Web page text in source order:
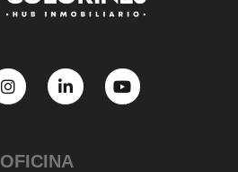
OFICINA